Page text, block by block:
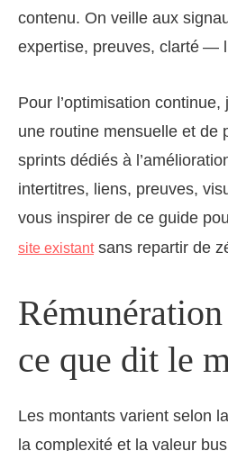
contenu. On veille aux
expertise, preuves, clarté —
Pour l’optimisation
une routine mensuelle et de
sprints dédiés à
intertitres, liens, preuves,
vous inspirer de ce guide
site existantsans repartir de
ce que dit le
Les montants varient selon
la complexité et la valeur